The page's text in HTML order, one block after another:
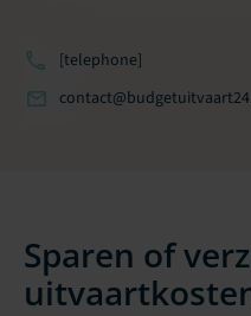
[telephone]
Sparen of